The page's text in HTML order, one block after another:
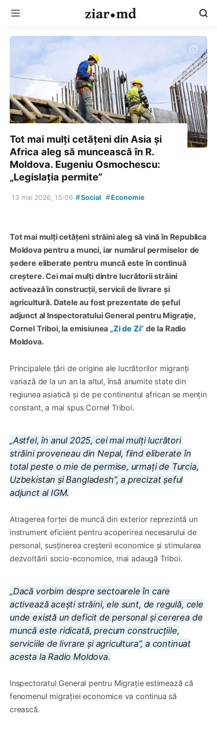
Tot mai mulți cetățeni din Asia și
Africa aleg să muncească în R.
Moldova. Eugeniu Osmochescu:
„Legislația permite”
13 mai 2026, 15:06 #Social #Economie
Tot mai mulți cetățeni străini aleg să vină în Republica
Moldova pentru a munci, iar numărul permiselor de
ședere eliberate pentru muncă este în continuă
creștere. Cei mai mulți dintre lucrătorii străini
activează în construcții, servicii de livrare și
agricultură. Datele au fost prezentate de șeful
adjunct al Inspectoratului General pentru Migrație,
Cornel Triboi, la emisiunea „Zi de Zi” de la Radio
Moldova.
Principalele țări de origine ale lucrătorilor migranți
variază de la un an la altul, însă anumite state din
regiunea asiatică și de pe continentul african se mențin
constant, a mai spus Cornel Triboi.
„Astfel, în anul 2025, cei mai mulți lucrători
străini proveneau din Nepal, fiind eliberate în
total peste o mie de permise, urmați de Turcia,
Uzbekistan și Bangladesh”, a precizat șeful
adjunct al IGM.
Atragerea forței de muncă din exterior reprezintă un
instrument eficient pentru acoperirea necesarului de
personal, susținerea creșterii economice și stimularea
dezvoltării socio-economice, mai adaugă Triboi.
„Dacă vorbim despre sectoarele în care
activează acești străini, ele sunt, de regulă, cele
unde există un deficit de personal și cererea de
muncă este ridicată, precum construcțiile,
serviciile de livrare și agricultura”, a continuat
acesta la Radio Moldova.
Inspectoratul General pentru Migrație estimează că
fenomenul migrației economice va continua să
crească.